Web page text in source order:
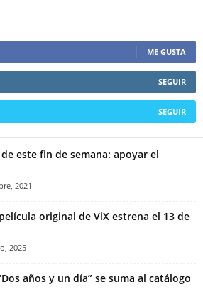
ME GUSTA
SEGUIR
SEGUIR
este fin de semana: apoyar el
2021
original de ViX estrena el 13 de
2025
años y un día” se suma al catálogo